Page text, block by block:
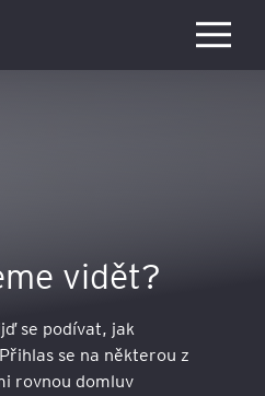
vidět?
se podívat, jak
se na některou z
rovnou domluv